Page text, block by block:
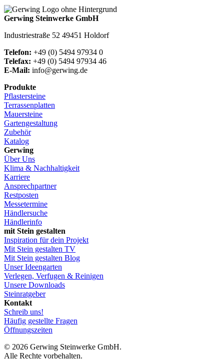
Gerwing Steinwerke GmbH
Industriestraße 52 49451 Holdorf
Telefon: +49 (0) 5494 97934 0
Telefax: +49 (0) 5494 97934 46
E-Mail: info@gerwing.de
Produkte
Pflastersteine
Terrassenplatten
Mauersteine
Gartengestaltung
Zubehör
Katalog
Gerwing
Über Uns
Klima & Nachhaltigkeit
Karriere
Ansprechpartner
Restposten
Messetermine
Händlersuche
Händlerinfo
mit Stein gestalten
Inspiration für dein Projekt
Mit Stein gestalten TV
Mit Stein gestalten Blog
Unser Ideengarten
Verlegen, Verfugen & Reinigen
Unsere Downloads
Steinratgeber
Kontakt
Schreib uns!
Häufig gestellte Fragen
Öffnungszeiten
© 2026 Gerwing Steinwerke GmbH.
Alle Rechte vorbehalten.